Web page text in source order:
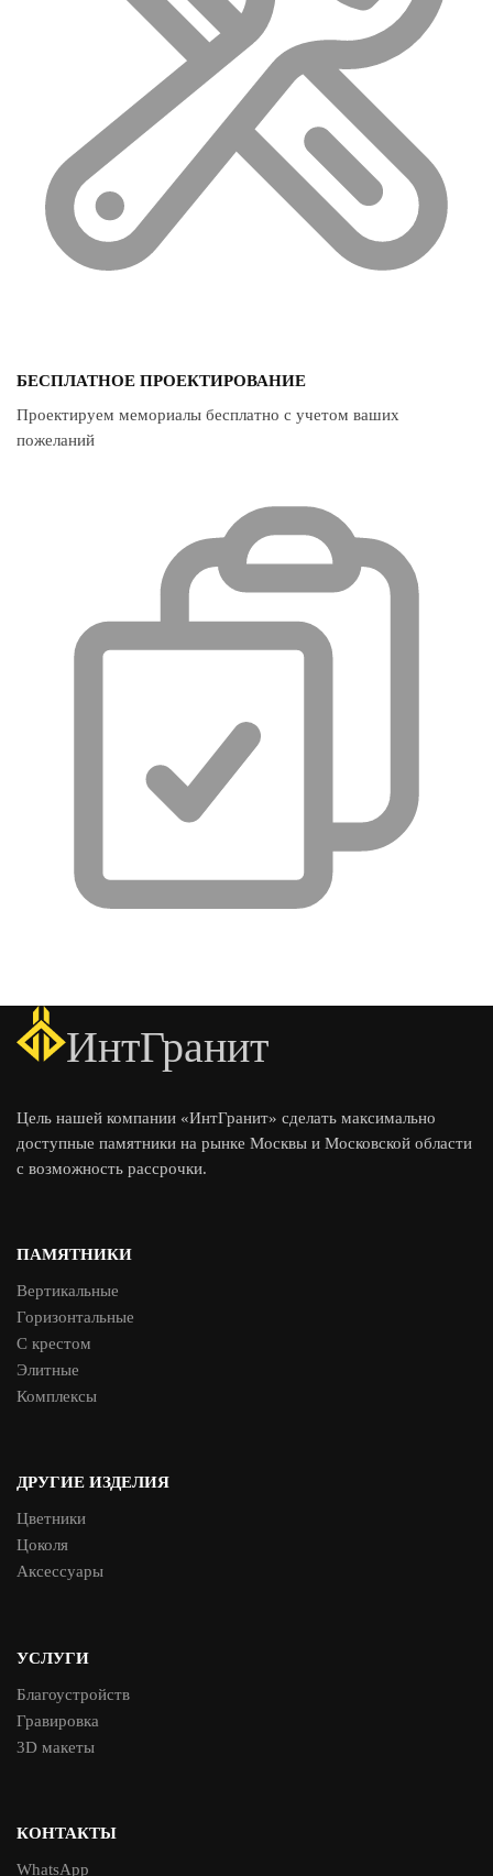
БЕСПЛАТНОЕ ПРОЕКТИРОВАНИЕ
Проектируем мемориалы бесплатно с учетом ваших
пожеланий
ИнтГранит
Цель нашей компании «ИнтГранит» сделать максимально
доступные памятники на рынке Москвы и Московской области
с возможность рассрочки.
ПАМЯТНИКИ
Вертикальные
Горизонтальные
С крестом
Элитные
Комплексы
ДРУГИЕ ИЗДЕЛИЯ
Цветники
Цоколя
Аксессуары
УСЛУГИ
Благоустройств
Гравировка
3D макеты
КОНТАКТЫ
WhatsApp